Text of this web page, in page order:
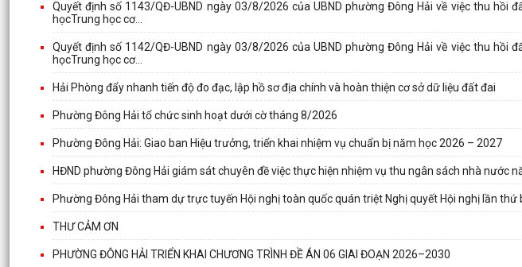
Quyết định số 1143/QĐ-UBND ngày 03/8/2026 của UBND phường Đông Hải về việc thu hồi
họcTrung học cơ...
Quyết định số 1142/QĐ-UBND ngày 03/8/2026 của UBND phường Đông Hải về việc thu hồi
họcTrung học cơ...
Hải Phòng đẩy nhanh tiến độ đo đạc, lập hồ sơ địa chính và hoàn thiện cơ sở dữ liệu đất đai
Phường Đông Hải tổ chức sinh hoạt dưới cờ tháng 8/2026
Phường Đông Hải: Giao ban Hiệu trưởng, triển khai nhiệm vụ chuẩn bị năm học 2026 – 2027
HĐND phường Đông Hải giám sát chuyên đề việc thực hiện nhiệm vụ thu ngân sách nhà nước
Phường Đông Hải tham dự trực tuyến Hội nghị toàn quốc quán triệt Nghị quyết Hội nghị lần
THƯ CẢM ƠN
PHƯỜNG ĐÔNG HẢI TRIỂN KHAI CHƯƠNG TRÌNH ĐỀ ÁN 06 GIAI ĐOẠN 2026–2030